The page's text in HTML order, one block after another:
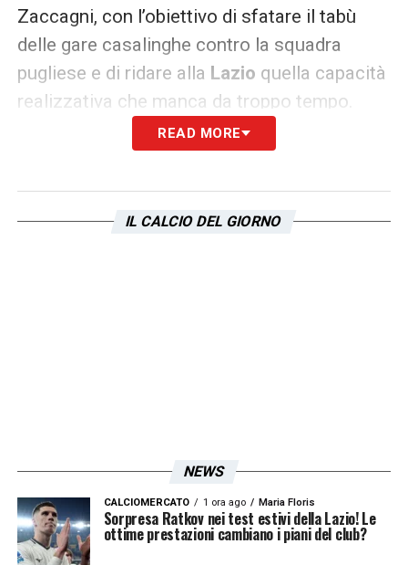
Zaccagni, con l’obiettivo di sfatare il tabù
delle gare casalinghe contro la squadra
pugliese e di ridare alla Lazio quella capacità
realizzativa che manca da troppo tempo.
La crisi offensiva dellaLaziodura ormai da
la tendenza e rilanciare il reparto avanzato,
READ MORE
IL CALCIO DEL GIORNO
NEWS
CALCIOMERCATO 1 ora ago Maria Floris
Sorpresa Ratkov nei test estivi della Lazio! Le
ottime prestazioni cambiano i piani del club?